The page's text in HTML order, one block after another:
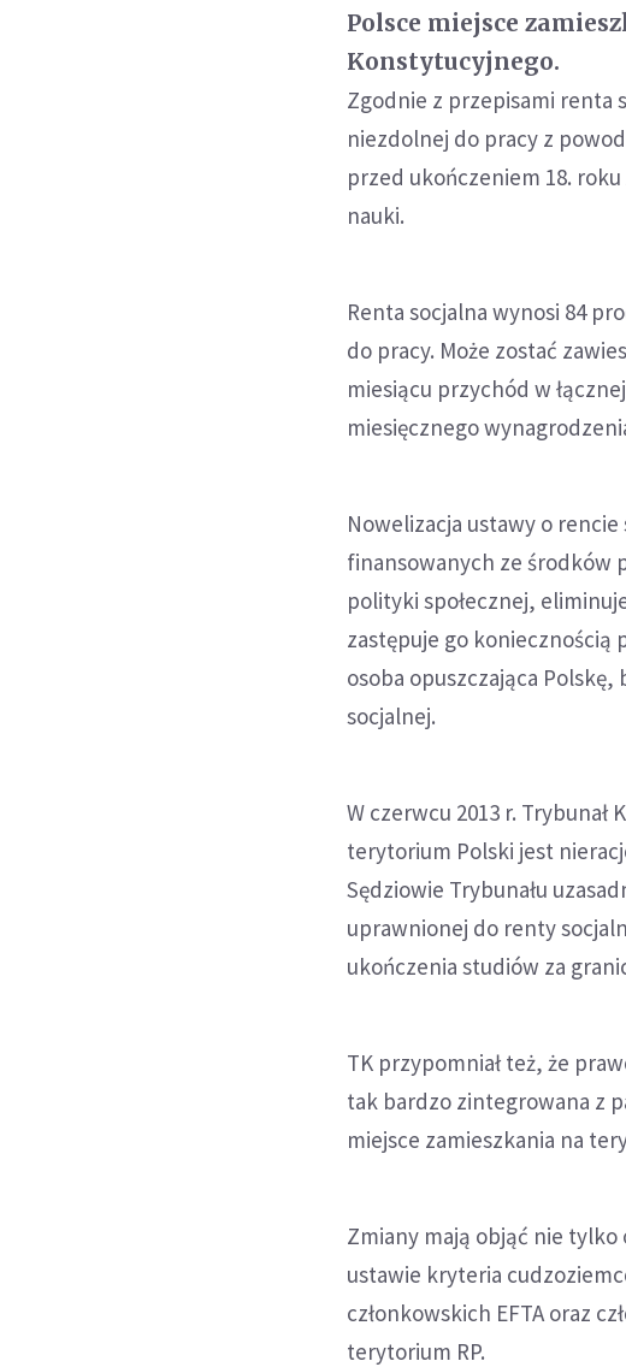
Polsce miejsce
Konstytucyjnego.
Zgodnie z przepisami renta
niezdolnej do pracy z
przed ukończeniem 18.
nauki.
Renta socjalna wynosi 84
do pracy. Może zostać
miesiącu przychód w
miesięcznego
Nowelizacja ustawy o
finansowanych ze środków
polityki społecznej,
zastępuje go koniecznością
osoba opuszczająca
socjalnej.
W czerwcu 2013 r.
terytorium Polski jest
Sędziowie Trybunału
uprawnionej do renty
ukończenia studiów za
TK przypomniał też, że
tak bardzo zintegrowana z
miejsce zamieszkania na
Zmiany mają objąć nie
ustawie kryteria
członkowskich EFTA oraz
terytorium RP.